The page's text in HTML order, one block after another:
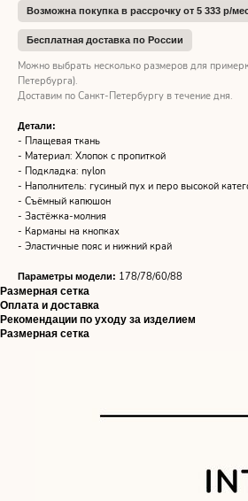
Возможна покупка в рассрочку от 5 333 р/
Бесплатная доставка по России
Можно выбрать несколько размеров для
Петербурга).
Доставим по Санкт-Петербургу в течение дня.
Детали:
- Плащевая ткань
- Материал: Хлопок с пропиткой
- Подкладка: nylon
- Наполнитель: гусиный пух и перо высокой
- Съёмный капюшон
- Застёжка-молния
- Карманы на кнопках
- Эластичные пояс и нижний край
Параметры модели: 178/78/60/88
Размерная сетка
Оплата и доставка
Рекомендации по уходу за изделием
Размерная сетка